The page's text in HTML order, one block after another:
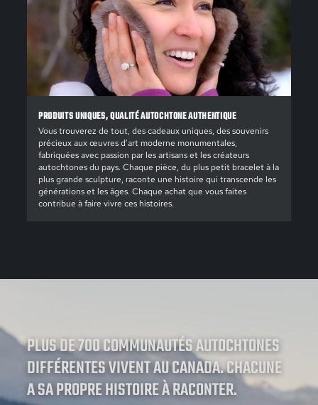
PRODUITS UNIQUES, QUALITÉ AUTOCHTONE AUTHENTIQUE
Vous trouverez de tout, des cadeaux uniques, des souvenirs
précieux aux œuvres d'art moderne monumentales,
fabriquées avec passion par les artisans et les créateurs
autochtones du pays. Chaque pièce, du plus petit bracelet à la
plus grande sculpture, raconte une histoire qui transcende les
générations et les âges. Chaque achat que vous faites
contribue à faire vivre ces histoires.
PLUS DE 700 COMMUNAUTÉS AUTOCHTONES
DIFFÉRENTES VIVENT AU CANADA. CHACUNE
A SA PROPRE HISTOIRE À RACONTER.